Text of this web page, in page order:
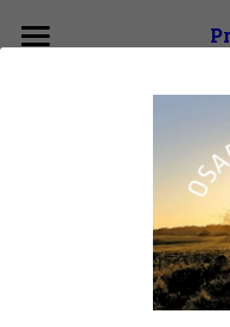
Kim jesteśmy
Struktura
Nasz statut
Wolontariat z